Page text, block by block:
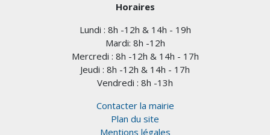
Horaires
Lundi : 8h -12h & 14h - 19h
Mardi: 8h -12h
Mercredi : 8h -12h & 14h - 17h
Jeudi : 8h -12h & 14h - 17h
Vendredi : 8h -13h
Contacter la mairie
Plan du site
Mentions légales